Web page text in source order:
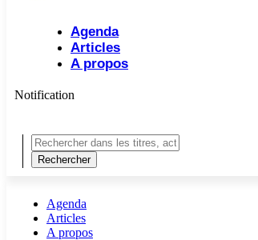
Agenda
Articles
A propos
Notification
Agenda
Articles
A propos